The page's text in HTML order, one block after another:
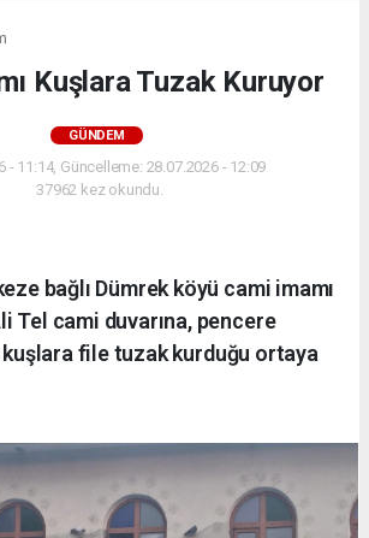
Kuşlara Tuzak Kuruyor
GÜNDEM
- 11:14, Güncelleme: 28.07.2026 - 12:09
37962 kez okundu.
bağlı Dümrek köyü cami imamı
Tel cami duvarına, pencere
kuşlara file tuzak kurduğu ortaya